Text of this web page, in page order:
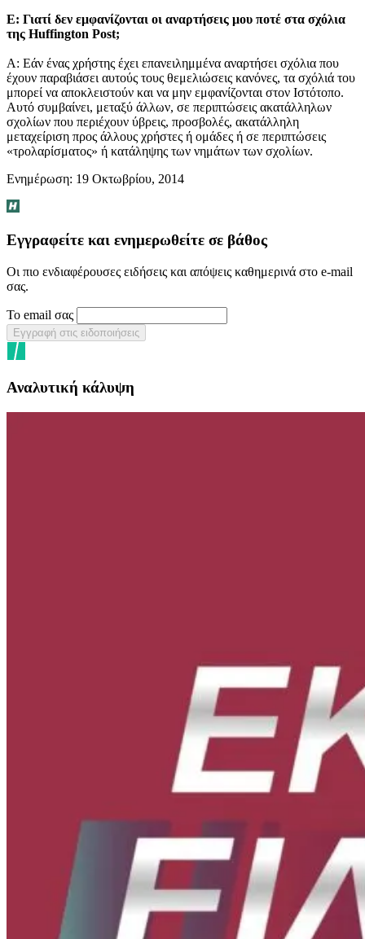
Ε: Γιατί δεν εμφανίζονται οι αναρτήσεις μου ποτέ στα σχόλια
της Huffington Post;
Α: Εάν ένας χρήστης έχει επανειλημμένα αναρτήσει σχόλια που
έχουν παραβιάσει αυτούς τους θεμελιώσεις κανόνες, τα σχόλιά του
μπορεί να αποκλειστούν και να μην εμφανίζονται στον Ιστότοπο.
Αυτό συμβαίνει, μεταξύ άλλων, σε περιπτώσεις ακατάλληλων
σχολίων που περιέχουν ύβρεις, προσβολές, ακατάλληλη
μεταχείριση προς άλλους χρήστες ή ομάδες ή σε περιπτώσεις
«τρολαρίσματος» ή κατάληψης των νημάτων των σχολίων.
Ενημέρωση: 19 Οκτωβρίου, 2014
Εγγραφείτε και ενημερωθείτε σε βάθος
Οι πιο ενδιαφέρουσες ειδήσεις και απόψεις καθημερινά στο e-mail
σας.
Το email σας
Εγγραφή στις ειδοποιήσεις
Αναλυτική κάλυψη